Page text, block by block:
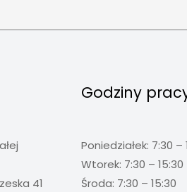
41
Godziny
Poniedziałek: 7:30 –
Wtorek: 7:30 – 15:30
Środa: 7:30 – 15:30